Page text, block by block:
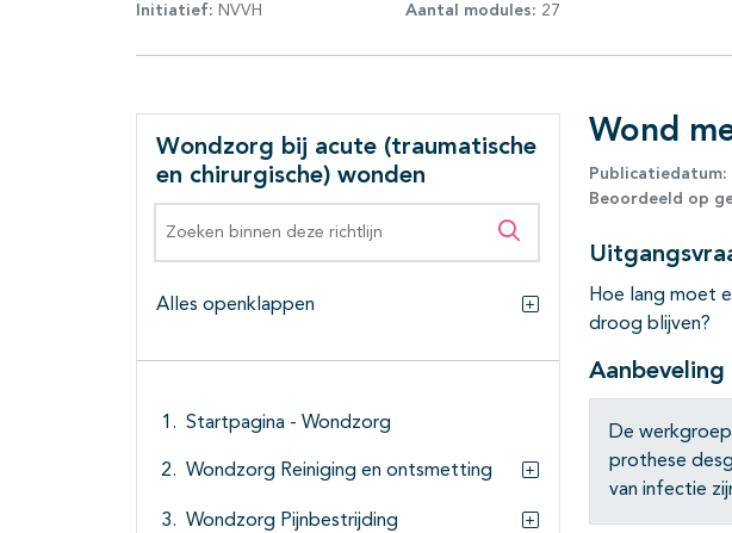
Initiatief: NVVH Aantal modules: 27
Wondzorg bij acute (traumatische
en chirurgische) wonden
Zoeken binnen deze
Alles openklappen
Alles openklappen
Startpagina - Wondzorg
Wondzorg Reiniging en ontsmetting
Subpagina's open-
Wondzorg Pijnbestrijding
Wond
Publicatiedatum:
Beoordeeld op
Hoe lang moet
droog blijven?
Aanbeveling
De
prothese
van infectie